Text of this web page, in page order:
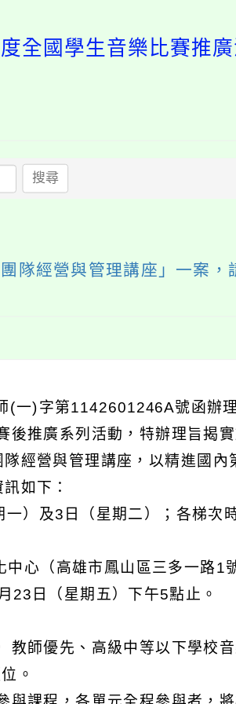
全國學生音樂比賽推
搜尋
隊經營與管理講座」一案，
)字第1142601246A號函辦理
推廣系列活動，特辦理旨揭實
經營與管理講座，以精進國內
如下：
）及3日（星期二）；各梯次
心（高雄市鳳山區三多一路1
日（星期五）下午5點止。
師優先、高級中等以下學校音
。